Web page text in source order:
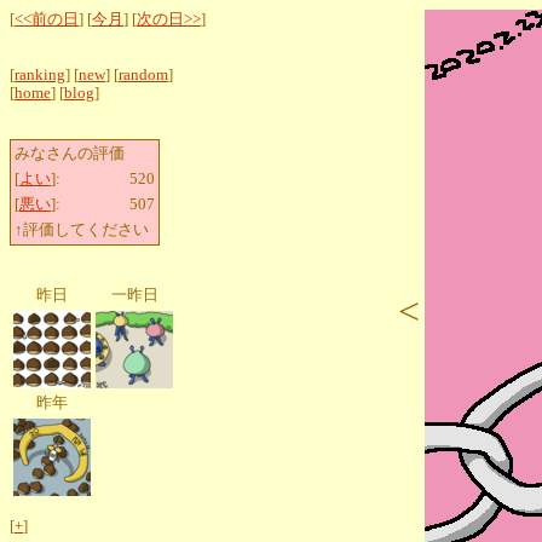
[<<前の日 ] [今月 ] [次の日>>]
[ranking] [new] [random]
[home] [blog]
みなさんの評価
[よい]:
520
[悪い]:
507
↑評価してください
昨日 一昨日
昨年
[+]
<